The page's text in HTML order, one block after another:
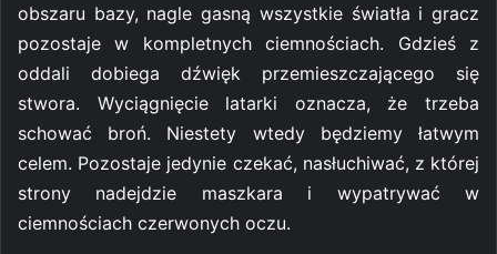
obszaru bazy, nagle gasną wszystkie światła i gracz
pozostaje w kompletnych ciemnościach. Gdzieś z
oddali dobiega dźwięk przemieszczającego się
stwora. Wyciągnięcie latarki oznacza, że trzeba
schować broń. Niestety wtedy będziemy łatwym
celem. Pozostaje jedynie czekać, nasłuchiwać, z której
strony nadejdzie maszkara i wypatrywać w
ciemnościach czerwonych oczu.